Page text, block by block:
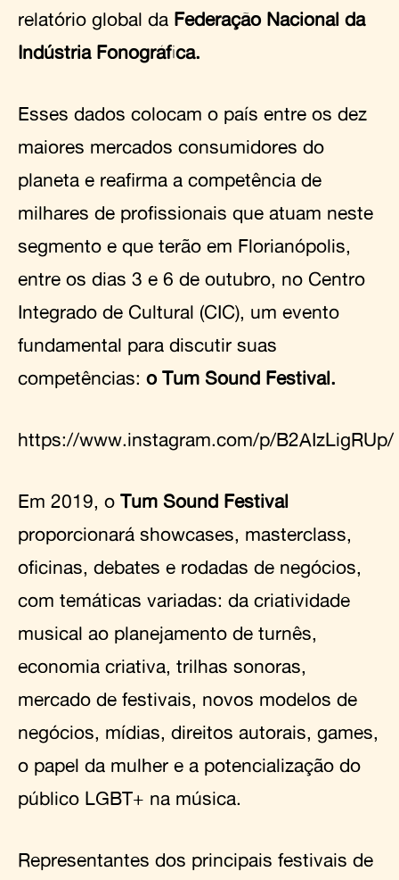
relatório global da Federação Nacional da
Indústria Fonográfica.
Esses dados colocam o país entre os dez
maiores mercados consumidores do
planeta e reafirma a competência de
milhares de profissionais que atuam neste
segmento e que terão em Florianópolis,
entre os dias 3 e 6 de outubro, no Centro
Integrado de Cultural (CIC), um evento
fundamental para discutir suas
competências: o Tum Sound Festival.
https://www.instagram.com/p/B2AIzLigRUp/
Em 2019, o Tum Sound Festival
proporcionará showcases, masterclass,
oficinas, debates e rodadas de negócios,
com temáticas variadas: da criatividade
musical ao planejamento de turnês,
economia criativa, trilhas sonoras,
mercado de festivais, novos modelos de
negócios, mídias, direitos autorais, games,
o papel da mulher e a potencialização do
público LGBT+ na música.
Representantes dos principais festivais de